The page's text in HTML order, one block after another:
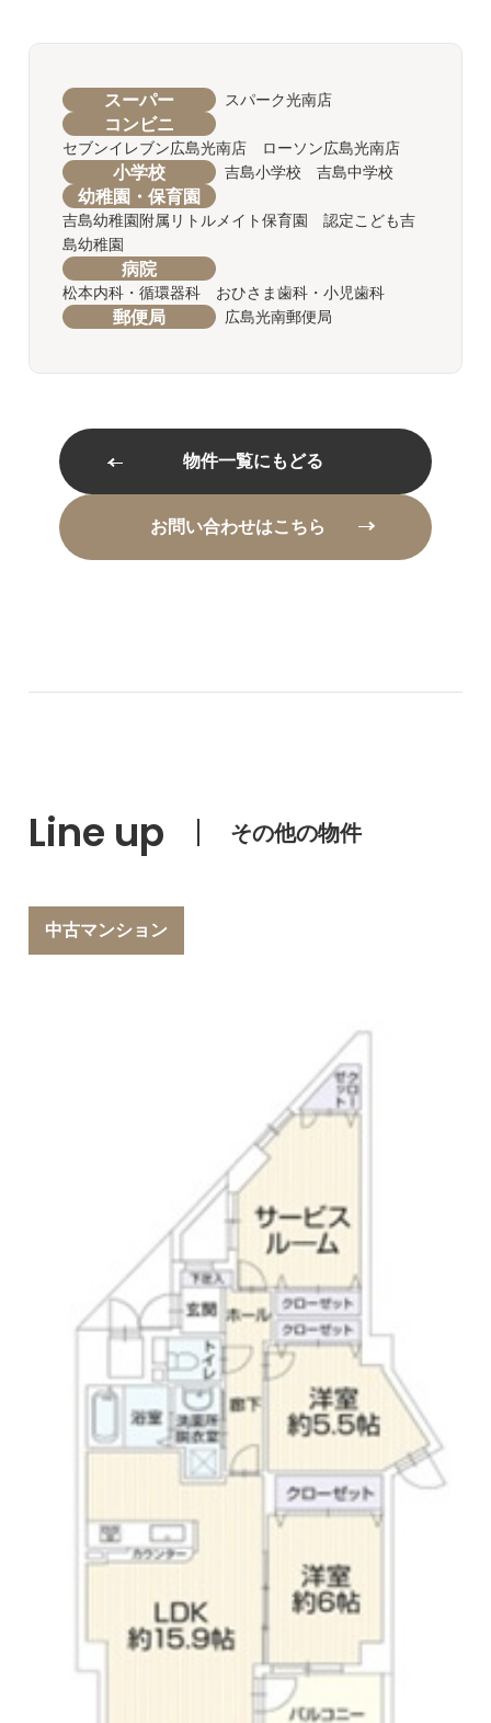
スーパー スパーク光南店
コンビニ
セブンイレブン広島光南店 ローソン広島光南店
小学校 吉島小学校 吉島中学校
幼稚園・保育園
吉島幼稚園附属リトルメイト保育園 認定こども吉
島幼稚園
病院
松本内科・循環器科 おひさま歯科・小児歯科
郵便局 広島光南郵便局
物件一覧にもどる
お問い合わせはこちら
Line up その他の物件
中古マンション